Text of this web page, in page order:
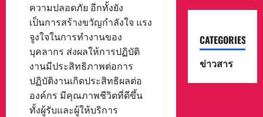
ความปลอดภัย อีกทั้งยัง
เป็นการสร้างขวัญกำลังใจ แรง
จูงใจในการทำงานของ
บุคลากร ส่งผลให้การปฏิบัติ
งานมีประสิทธิภาพต่อการ
ปฏิบัติงานเกิดประสิทธิผลต่อ
องค์กร มีคุณภาพชีวิตที่ดีขึ้น
ทั้งผู้รับและผู้ให้บริการ
CATEGORIES
ข่าวสาร